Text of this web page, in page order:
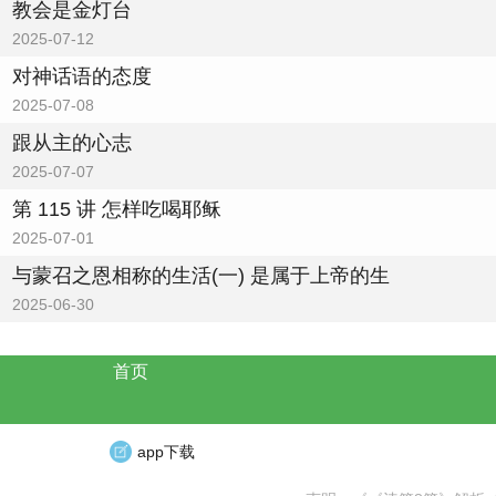
教会是金灯台
2025-07-12
对神话语的态度
2025-07-08
跟从主的心志
2025-07-07
第 115 讲 怎样吃喝耶稣
2025-07-01
与蒙召之恩相称的生活(一) 是属于上帝的生
2025-06-30
首页
app下载